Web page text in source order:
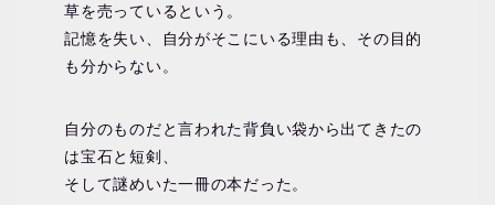
草を売っているという。
記憶を失い、自分がそこにいる理由も、その目的
も分からない。
自分のものだと言われた背負い袋から出てきたの
は宝石と短剣、
そして謎めいた一冊の本だった。